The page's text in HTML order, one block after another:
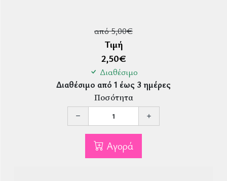
από 5,00€
Τιμή
2,50€
Διαθέσιμο
Διαθέσιμο από 1 έως 3 ημέρες
Ποσότητα
Αγορά